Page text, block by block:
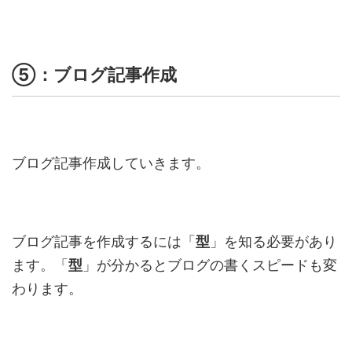
⑤：ブログ記事作成
ブログ記事作成していきます。
ブログ記事を作成するには「 型 」を知る必要があり
ます。「 型 」が分かるとブログの書くスピードも変
わります。